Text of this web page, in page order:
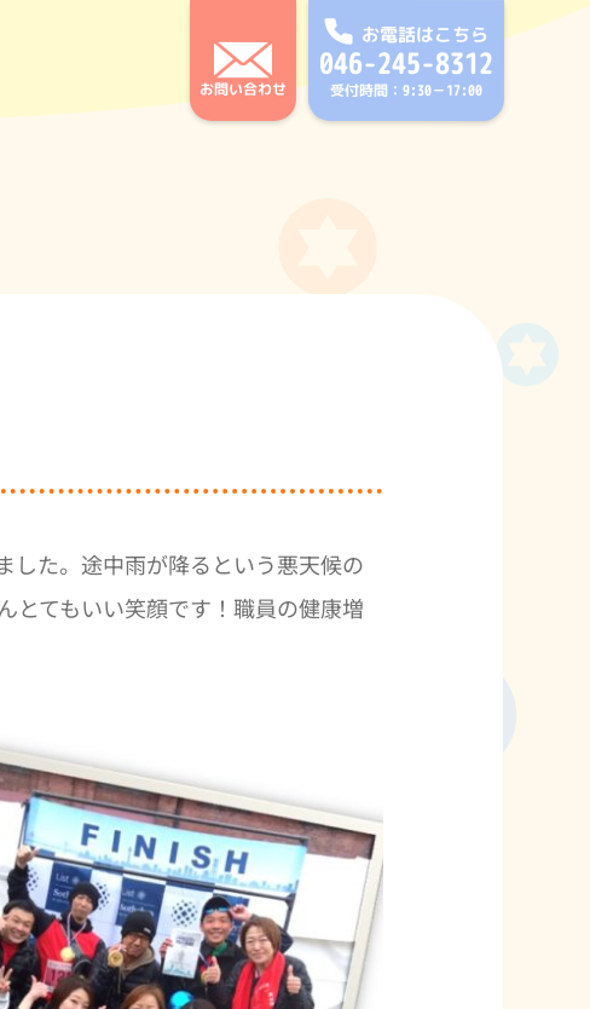
お問い合わせ
お電話はこちら
046-245-8312
受付時間：9:30－17:00
した。途中雨が降るという悪天候の
とてもいい笑顔です！職員の健康増